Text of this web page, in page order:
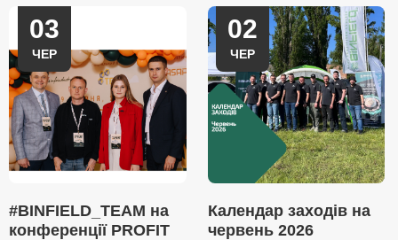
03
ЧЕР
#BINFIELD_TEAM на
конференції PROFIT
02
ЧЕР
Календар заходів на
червень 2026